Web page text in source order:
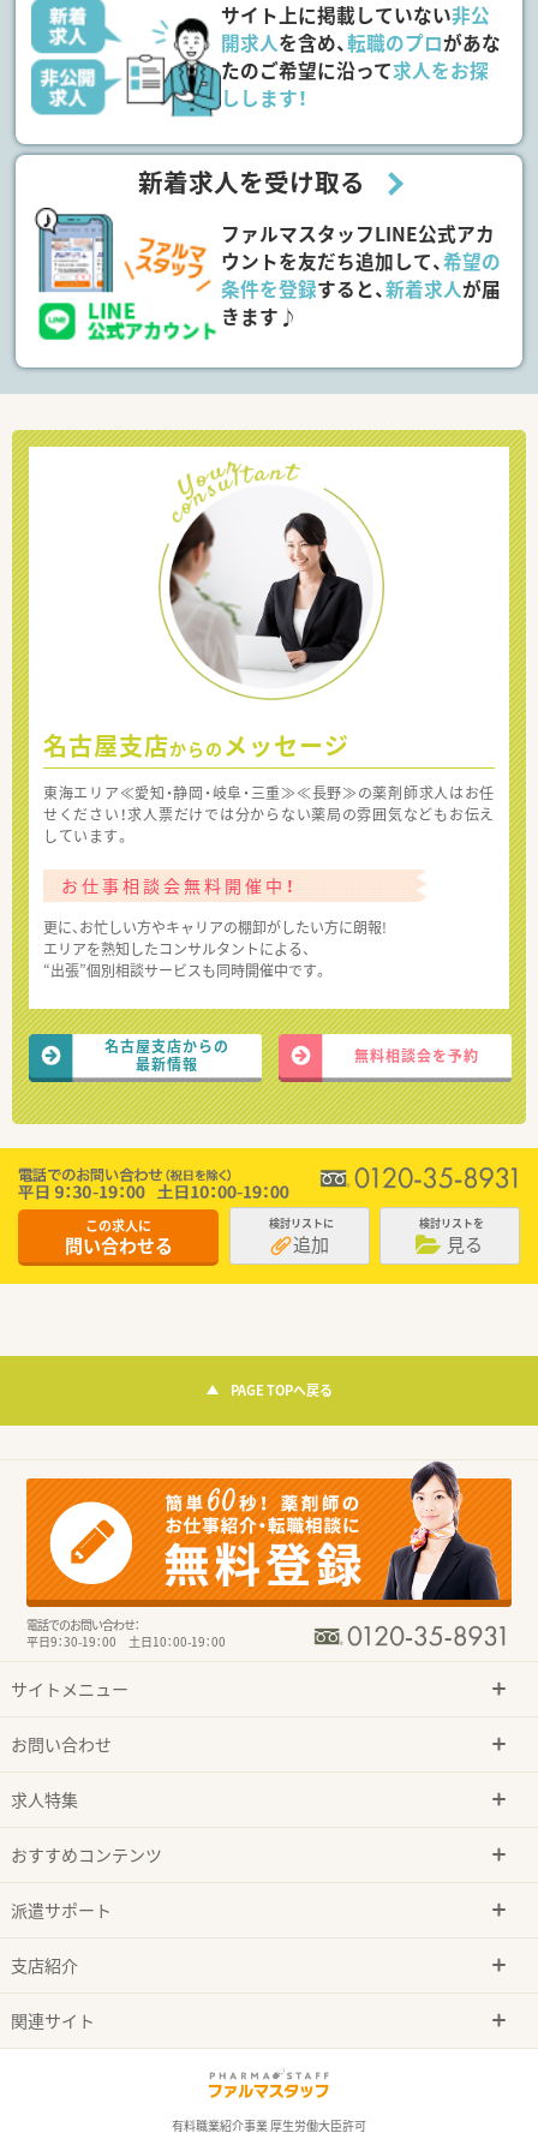
サイト上に掲載していない非公
開求人を含め、転職のプロがあな
たのご希望に沿って求人をお探
しします！
新着求人を受け取る
ファルマスタッフLINE公式アカ
ウントを友だち追加して、希望の
条件を登録すると、新着求人が届
きます♪
名古屋支店からの メッセージ
東海エリア≪愛知・静岡・岐阜・三重≫≪長野≫の薬剤師求人はお任
せください！求人票だけでは分からない薬局の雰囲気などもお伝え
しています。
お仕事相談会無料開催中！
更に、お忙しい方やキャリアの棚卸がしたい方に朗報!
エリアを熟知したコンサルタントによる、
“出張”個別相談サービスも同時開催中です。
名古屋支店からの
最新情報
無料相談会を予約
この求人に
問い合わせる
検討リストに
追加
検討リストを
見る
PAGE TOPへ戻る
電話でのお問い合わせ：
平日9：30-19：00 土日10：00-19：00
サイトメニュー
お問い合わせ
求人特集
おすすめコンテンツ
派遣サポート
支店紹介
関連サイト
有料職業紹介事業 厚生労働大臣許可